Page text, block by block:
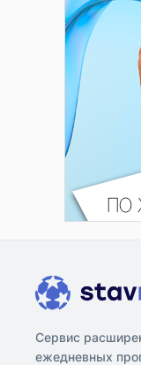
Сервис
ежедневных